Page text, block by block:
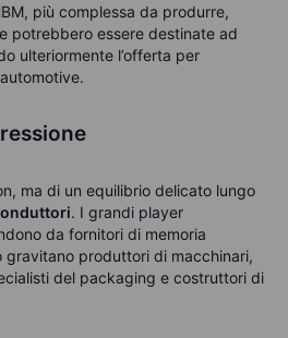
più complessa da produrre,
potrebbero essere destinate ad
ulteriormente l’offerta per
ma di un equilibrio delicato lungo
. I grandi player
da fornitori di memoria
produttori di macchinari,
del packaging e costruttori di